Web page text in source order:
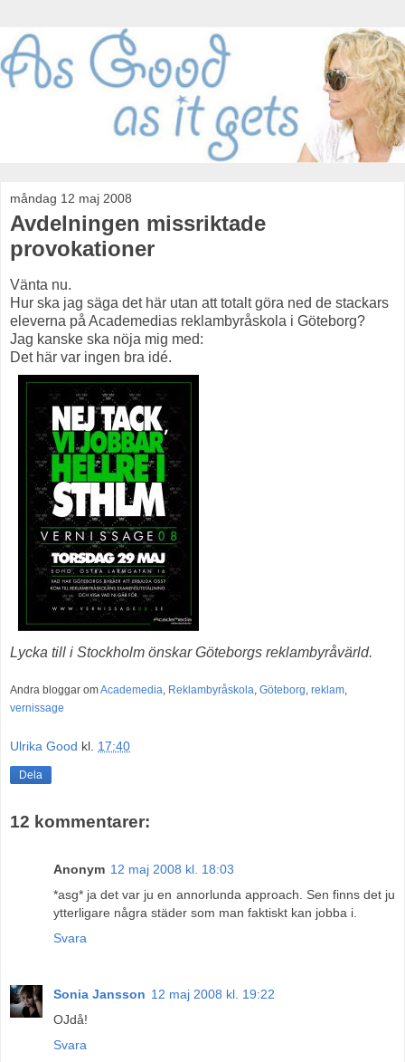
måndag 12 maj 2008
Avdelningen missriktade
provokationer
Vänta nu.
Hur ska jag säga det här utan att totalt göra ned de stackars
eleverna på Academedias reklambyråskola i Göteborg?
Jag kanske ska nöja mig med:
Det här var ingen bra idé.
Lycka till i Stockholm önskar Göteborgs reklambyråvärld.
Andra bloggar omAcademedia, Reklambyråskola, Göteborg, reklam,
vernissage
Ulrika Good kl. 17:40
Dela
12 kommentarer:
Anonym 12 maj 2008 kl. 18:03
*asg* ja det var ju en annorlunda approach. Sen finns det ju
ytterligare några städer som man faktiskt kan jobba i.
Svara
Sonia Jansson 12 maj 2008 kl. 19:22
OJdå!
Svara